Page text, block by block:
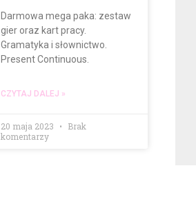
Darmowa mega paka: zestaw
gier oraz kart pracy.
Gramatyka i słownictwo.
Present Continuous.
CZYTAJ DALEJ »
20 maja 2023
Brak
komentarzy